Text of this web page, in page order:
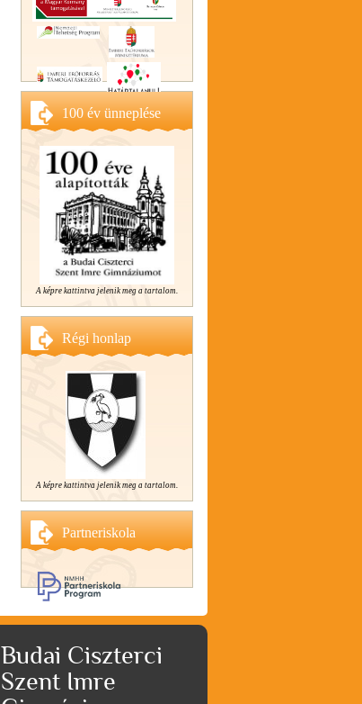
100 év ünneplése
A képre kattintva jelenik meg a tartalom.
Régi honlap
A képre kattintva jelenik meg a tartalom.
Partneriskola
Budai Ciszterci
Szent Imre